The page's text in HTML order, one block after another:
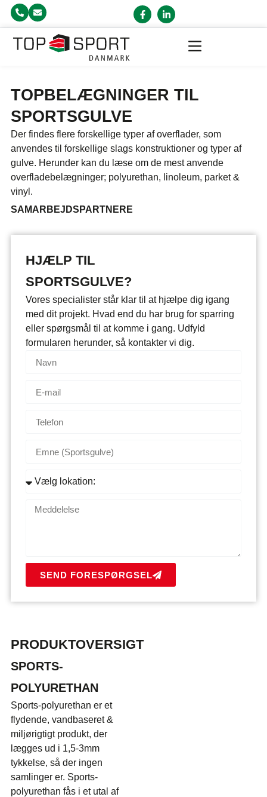
TOPBELÆGNINGER TIL
SPORTSGULVE
Der findes flere forskellige typer af overflader, som
anvendes til forskellige slags konstruktioner og typer af
gulve. Herunder kan du læse om de mest anvende
overfladebelægninger; polyurethan, linoleum, parket &
vinyl.
SAMARBEJDSPARTNERE
HJÆLP TIL
SPORTSGULVE?
Vores specialister står klar til at hjælpe dig igang
med dit projekt. Hvad end du har brug for sparring
eller spørgsmål til at komme i gang. Udfyld
formularen herunder, så kontakter vi dig.
SEND FORESPØRGSEL
PRODUKTOVERSIGT
SPORTS-
POLYURETHAN
Sports-polyurethan er et
flydende, vandbaseret &
miljørigtigt produkt, der
lægges ud i 1,5-3mm
tykkelse, så der ingen
samlinger er. Sports-
polyurethan fås i et utal af